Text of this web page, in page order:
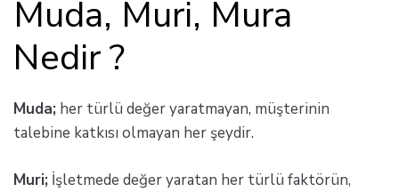
Muda, Muri, Mura
Nedir ?
Muda; her türlü değer yaratmayan, müşterinin
talebine katkısı olmayan her şeydir.
Muri; İşletmede değer yaratan her türlü faktörün,